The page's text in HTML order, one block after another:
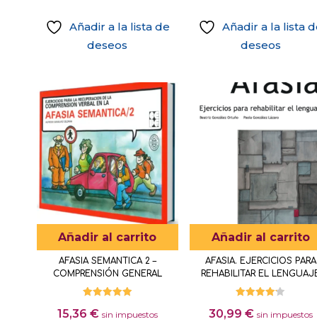
página
Añadir a la lista de
deseos
producto
tiene
múltiples
variantes.
Las
opciones
se
pueden
elegir
la
producto
Añadir a la lista
deseos
producto
múltiples
variantes.
Las
opciones
se
pueden
elegir
la
producto
Añadir al carrito
AFASIA SEMANTICA 2 –
COMPRENSIÓN GENERAL
con
15,36 € sin impuestos
Añadir al carrito
AFASIA. EJERCICIOS PARA
REHABILITAR EL
con
30,99 € sin impuestos